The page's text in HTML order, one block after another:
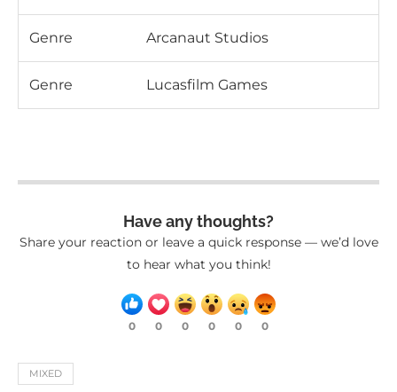
Play Modes Single player
Genre Arcanaut Studios
Have any thoughts?
Share your reaction or leave a quick response — we’d love
to hear what you think!